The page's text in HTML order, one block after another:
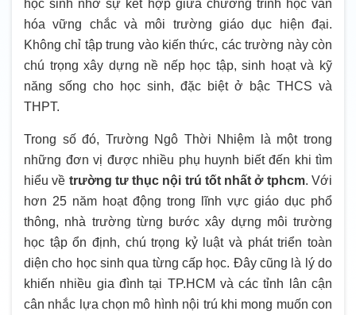
học sinh nhờ sự kết hợp giữa chương trình học văn
hóa vững chắc và môi trường giáo dục hiện đại.
Không chỉ tập trung vào kiến thức, các trường này còn
chú trọng xây dựng nề nếp học tập, sinh hoạt và kỹ
năng sống cho học sinh, đặc biệt ở bậc THCS và
THPT.
Trong số đó, Trường Ngô Thời Nhiệm là một trong
những đơn vị được nhiều phụ huynh biết đến khi tìm
hiểu về trường tư thục nội trú tốt nhất ở tphcm. Với
hơn 25 năm hoạt động trong lĩnh vực giáo dục phổ
thông, nhà trường từng bước xây dựng môi trường
học tập ổn định, chú trọng kỷ luật và phát triển toàn
diện cho học sinh qua từng cấp học. Đây cũng là lý do
khiến nhiều gia đình tại TP.HCM và các tỉnh lân cận
cân nhắc lựa chọn mô hình nội trú khi mong muốn con